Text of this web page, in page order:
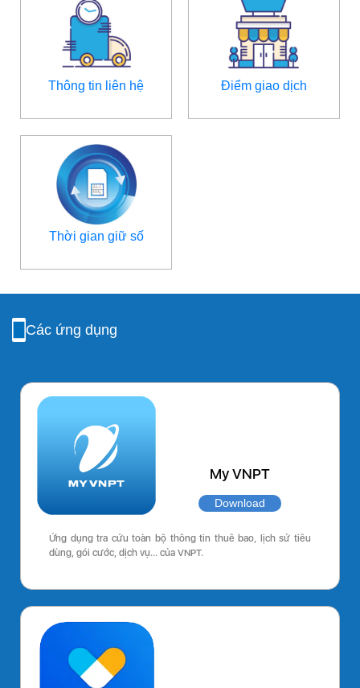
Thông tin liên hệ Điểm giao dịch
Thời gian giữ số
Các ứng dụng
My VNPT
Download
Ứng dụng tra cứu toàn bộ thông tin thuê bao, lịch sử tiêu
dùng, gói cước, dịch vụ… của VNPT.